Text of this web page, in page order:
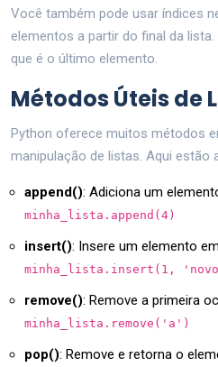
Você também pode usar índices
elementos a partir do final da lista.
que é o último elemento.
Métodos Úteis de
Python oferece muitos métodos
manipulação de listas. Aqui estão
append(): Adiciona um
minha_lista.append(4)
insert(): Insere um elemento
minha_lista.insert(1,
remove(): Remove a primeira
minha_lista.remove('a')
pop(): Remove e retorna o